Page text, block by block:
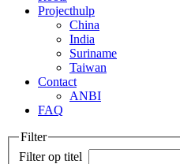
Projecthulp
China
India
Suriname
Taiwan
Contact
ANBI
FAQ
Filter
Filter op titel